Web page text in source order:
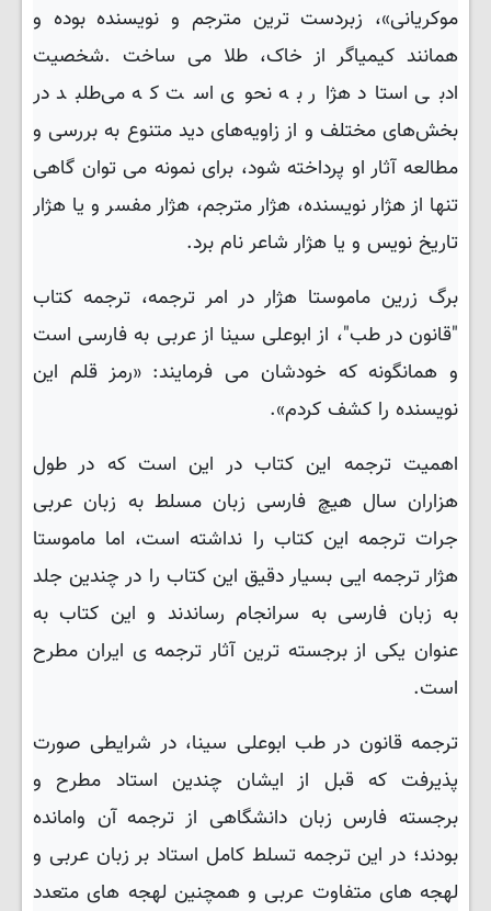
موکریانی»، زبردست ترین مترجم و نویسنده بوده و
همانند کیمیاگر از خاک، طلا می ساخت .شخصیت
ادبی استاد هژار به نحوی است که می‌طلبد در
بخش‌های مختلف و از زاویه‌های دید متنوع به بررسی و
مطالعه آثار او پرداخته شود، برای نمونه می توان گاهی
تنها از هژار نویسنده، هژار مترجم، هژار مفسر و یا هژار
تاریخ نویس و یا هژار شاعر نام برد.
برگ زرین ماموستا هژار در امر ترجمه، ترجمه کتاب
"قانون در طب"، از ابوعلی سینا از عربی به فارسی است
و همانگونه که خودشان می فرمایند: «رمز قلم این
نویسنده را کشف کردم».
اهمیت ترجمه این کتاب در این است که در طول
هزاران سال هیچ فارسی زبان مسلط به زبان عربی
جرات ترجمه این کتاب را نداشته است، اما ماموستا
هژار ترجمه ایی بسیار دقیق این کتاب را در چندین جلد
به زبان فارسی به سرانجام رساندند و این کتاب به
عنوان یکی از برجسته ترین آثار ترجمه ی ایران مطرح
است.
ترجمه قانون در طب ابوعلی سینا، در شرایطی صورت
پذیرفت که قبل از ایشان چندین استاد مطرح و
برجسته فارس زبان دانشگاهی از ترجمه آن وامانده
بودند؛ در این ترجمه تسلط کامل استاد بر زبان عربی و
لهجه های متفاوت عربی و همچنین لهجه های متعدد